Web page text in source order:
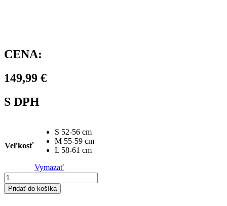
CENA:
149,99 €
S DPH
Veľkosť
S 52-56 cm
M 55-59 cm
L 58-61 cm
Vymazať
množstvo
Prilba
JACKAL
Pridať do košíka